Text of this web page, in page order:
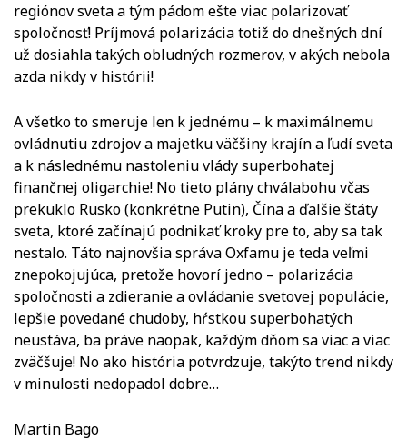
regiónov sveta a tým pádom ešte viac polarizovať
spoločnosť! Príjmová polarizácia totiž do dnešných dní
už dosiahla takých obludných rozmerov, v akých nebola
azda nikdy v histórii!
A všetko to smeruje len k jednému – k maximálnemu
ovládnutiu zdrojov a majetku väčšiny krajín a ľudí sveta
a k následnému nastoleniu vlády superbohatej
finančnej oligarchie! No tieto plány chválabohu včas
prekuklo Rusko (konkrétne Putin), Čína a ďalšie štáty
sveta, ktoré začínajú podnikať kroky pre to, aby sa tak
nestalo. Táto najnovšia správa Oxfamu je teda veľmi
znepokojujúca, pretože hovorí jedno – polarizácia
spoločnosti a zdieranie a ovládanie svetovej populácie,
lepšie povedané chudoby, hŕstkou superbohatých
neustáva, ba práve naopak, každým dňom sa viac a viac
zväčšuje! No ako história potvrdzuje, takýto trend nikdy
v minulosti nedopadol dobre…
Martin Bago